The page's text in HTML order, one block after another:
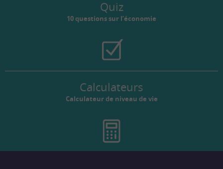
Quiz
10 questions sur l’économie
Calculateurs
Calculateur de niveau de vie